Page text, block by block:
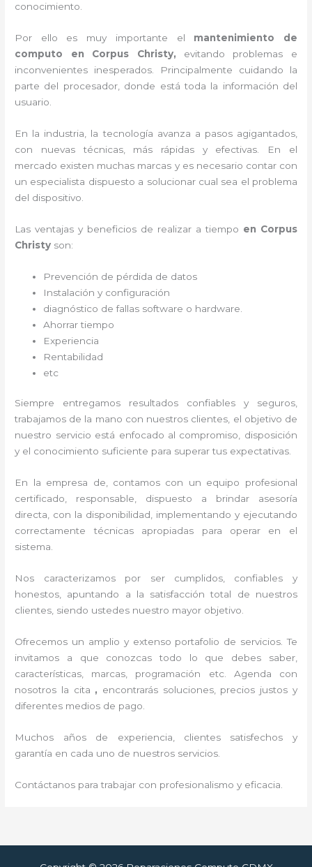
conocimiento.
Por ello es muy importante el mantenimiento de
computo en Corpus Christy, evitando problemas e
inconvenientes inesperados. Principalmente cuidando la
parte del procesador, donde está toda la información del
usuario.
En la industria, la tecnología avanza a pasos agigantados,
con nuevas técnicas, más rápidas y efectivas . En el
mercado existen muchas marcas y es necesario contar con
un especialista dispuesto a solucionar cual sea el problema
del dispositivo.
Las ventajas y beneficios de realizar a tiempo en Corpus
Christy son:
Prevención de pérdida de datos
Instalación y configuración
diagnóstico de fallas software o hardware
Ahorrar tiempo
Experiencia
Rentabilidad
etc
Siempre entregamos resultados confiables y seguros,
trabajamos de la mano con nuestros clientes, el objetivo de
nuestro servicio está enfocado al compromiso, disposición
y el conocimiento suficiente para superar tus expectativas.
En la empresa de , contamos con un equipo profesional
certificado, responsable, dispuesto a brindar asesoría
directa, con la disponibilidad, implementando y ejecutando
correctamente técnicas apropiadas para operar en el
sistema.
Nos caracterizamos por ser cumplidos, confiables y
honestos, apuntando a la satisfacción total de nuestros
clientes, siendo ustedes nuestro mayor objetivo.
Ofrecemos un amplio y extenso portafolio de servicios. Te
invitamos a que conozcas todo lo que debes saber,
características, marcas, programación etc. Agenda con
nosotros la cita , encontrarás soluciones, precios justos y
diferentes medios de pago.
Muchos años de experiencia, clientes satisfechos y
garantía en cada uno de nuestros servicios.
Contáctanos para trabajar con profesionalismo y eficacia.